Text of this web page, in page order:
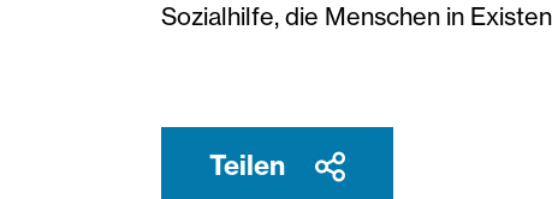
Sozialhilfe, die Menschen in
Teilen